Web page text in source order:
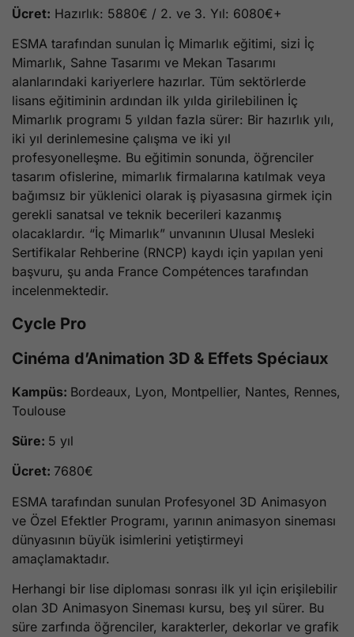
Ücret: Hazırlık: 5880€ / 2. ve 3. Yıl: 6080€+
ESMA tarafından sunulan İç Mimarlık eğitimi, sizi İç
Mimarlık, Sahne Tasarımı ve Mekan Tasarımı
alanlarındaki kariyerlere hazırlar. Tüm sektörlerde
lisans eğitiminin ardından ilk yılda girilebilinen İç
Mimarlık programı 5 yıldan fazla sürer: Bir hazırlık yılı,
iki yıl derinlemesine çalışma ve iki yıl
profesyonelleşme. Bu eğitimin sonunda, öğrenciler
tasarım ofislerine, mimarlık firmalarına katılmak veya
bağımsız bir yüklenici olarak iş piyasasına girmek için
gerekli sanatsal ve teknik becerileri kazanmış
olacaklardır. “İç Mimarlık” unvanının Ulusal Mesleki
Sertifikalar Rehberine (RNCP) kaydı için yapılan yeni
başvuru, şu anda France Compétences tarafından
incelenmektedir.
Cycle Pro
Cinéma d’Animation 3D & Effets Spéciaux
Kampüs: Bordeaux, Lyon, Montpellier, Nantes, Rennes,
Toulouse
Süre: 5 yıl
Ücret: 7680€
ESMA tarafından sunulan Profesyonel 3D Animasyon
ve Özel Efektler Programı, yarının animasyon sineması
dünyasının büyük isimlerini yetiştirmeyi
amaçlamaktadır.
Herhangi bir lise diploması sonrası ilk yıl için erişilebilir
olan 3D Animasyon Sineması kursu, beş yıl sürer. Bu
süre zarfında öğrenciler, karakterler, dekorlar ve grafik